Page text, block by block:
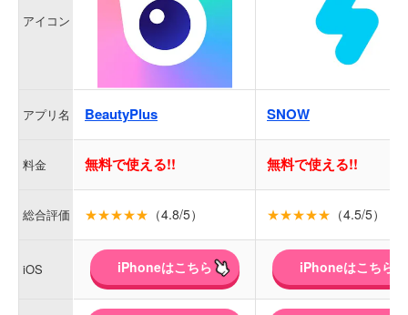
アイコン
アプリ名 BeautyPlus SNOW
料金 無料で使える!! 無料で使える!!
総合評価 ★★★★★ （4.8/5） ★★★★★ （4.5/5）
iOS iPhoneはこちら iPhoneはこちら